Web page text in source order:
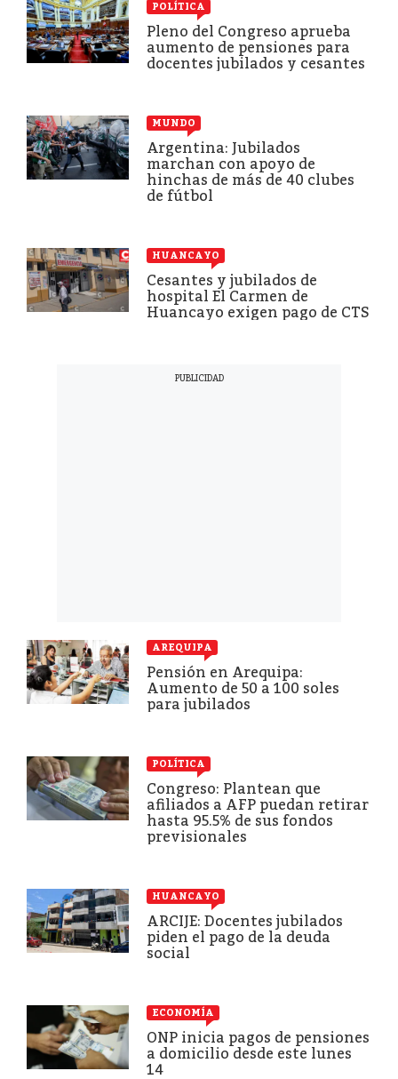
POLÍTICA
Pleno del Congreso aprueba
aumento de pensiones para
docentes jubilados y cesantes
MUNDO
Argentina: Jubilados
marchan con apoyo de
hinchas de más de 40 clubes
de fútbol
HUANCAYO
Cesantes y jubilados de
hospital El Carmen de
Huancayo exigen pago de CTS
AREQUIPA
Pensión en Arequipa:
Aumento de 50 a 100 soles
para jubilados
POLÍTICA
Congreso: Plantean que
afiliados a AFP puedan retirar
hasta 95.5% de sus fondos
previsionales
HUANCAYO
ARCIJE: Docentes jubilados
piden el pago de la deuda
social
ECONOMÍA
ONP inicia pagos de pensiones
a domicilio desde este lunes
14